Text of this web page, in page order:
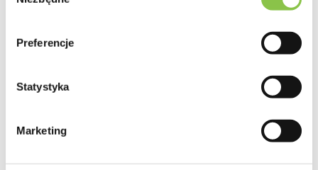
Preferencje
Statystyka
Marketing